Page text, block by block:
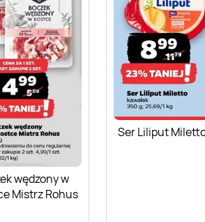
wędzony w
Mistrz Rohus
Ser Liliput